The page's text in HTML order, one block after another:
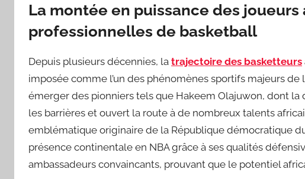
La montée en puissance des
professionnelles de basketball
Depuis plusieurs décennies, la trajectoire des basketteurs
imposée comme l’un des phénomènes sportifs majeurs
émerger des pionniers tels que Hakeem Olajuwon, dont la
les barrières et ouvert la route à de nombreux talents
emblématique originaire de la République démocratique
présence continentale en NBA grâce à ses qualités
ambassadeurs convaincants, prouvant que le potentiel